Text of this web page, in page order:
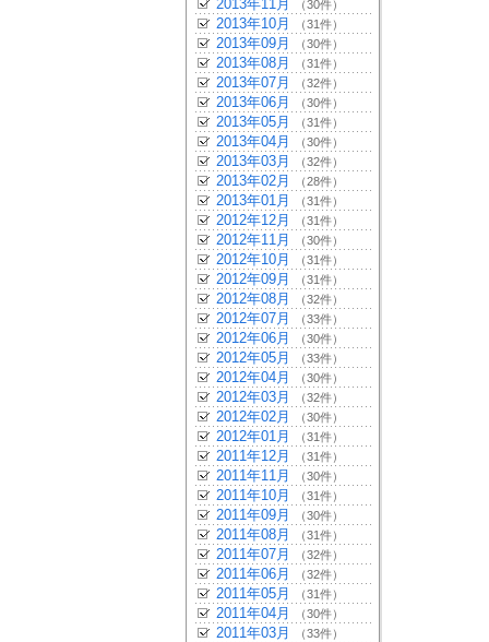
2013年11月 （30件）
2013年10月 （31件）
2013年09月 （30件）
2013年08月 （31件）
2013年07月 （32件）
2013年06月 （30件）
2013年05月 （31件）
2013年04月 （30件）
2013年03月 （32件）
2013年02月 （28件）
2013年01月 （31件）
2012年12月 （31件）
2012年11月 （30件）
2012年10月 （31件）
2012年09月 （31件）
2012年08月 （32件）
2012年07月 （33件）
2012年06月 （30件）
2012年05月 （33件）
2012年04月 （30件）
2012年03月 （32件）
2012年02月 （30件）
2012年01月 （31件）
2011年12月 （31件）
2011年11月 （30件）
2011年10月 （31件）
2011年09月 （30件）
2011年08月 （31件）
2011年07月 （32件）
2011年06月 （32件）
2011年05月 （31件）
2011年04月 （30件）
2011年03月 （33件）